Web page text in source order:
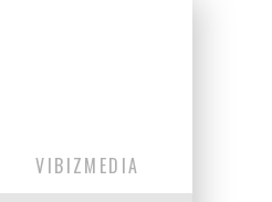
VIBIZMEDIA